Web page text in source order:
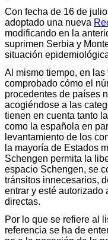
Con fecha de 16 de
adoptado una nueva
modificando en la
suprimen Serbia y
situación
Al mismo tiempo, en
comprobado cómo el
procedentes de países
acogiéndose a las
tienen en cuenta tanto
como la española en
levantamiento de los
la mayoría de Estados
Schengen permita la
espacio Schengen, se
tránsitos innecesarios,
entrar y esté autorizado
directas.
Por lo que se refiere al
referencia se ha de